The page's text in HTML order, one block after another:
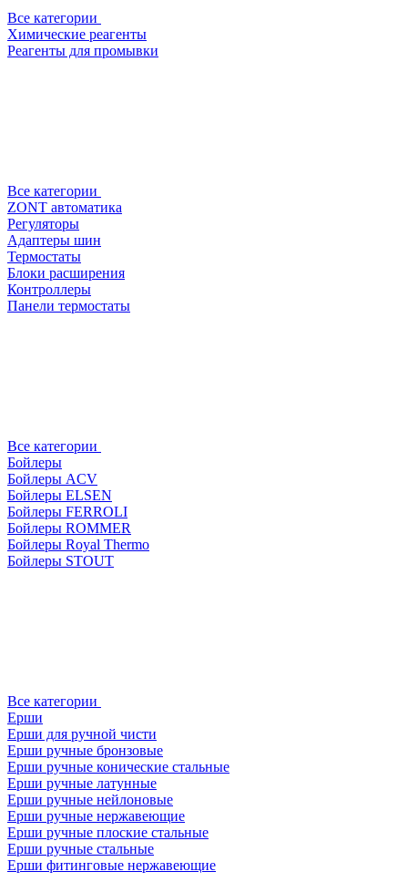
Все категории
Химические реагенты
Реагенты для промывки
Все категории
ZONT автоматика
Регуляторы
Адаптеры шин
Термостаты
Блоки расширения
Контроллеры
Панели термостаты
Все категории
Бойлеры
Бойлеры ACV
Бойлеры ELSEN
Бойлеры FERROLI
Бойлеры ROMMER
Бойлеры Royal Thermo
Бойлеры STOUT
Все категории
Ерши
Ерши для ручной чисти
Ерши ручные бронзовые
Ерши ручные конические стальные
Ерши ручные латунные
Ерши ручные нейлоновые
Ерши ручные нержавеющие
Ерши ручные плоские стальные
Ерши ручные стальные
Ерши фитинговые нержавеющие